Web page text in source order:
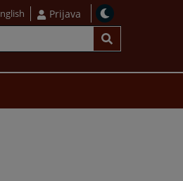
Prijava